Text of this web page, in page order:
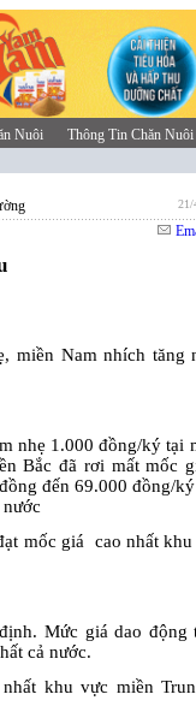
Nuôi Thông Tin Chăn Nuôi
21/
miền Nam nhích tăng
nhẹ 1.000 đồng/ký tại
Bắc đã rơi mất mốc
đến 69.000 đồng/
mốc giá cao nhất
Mức giá dao động
cả nước.
khu vực miền